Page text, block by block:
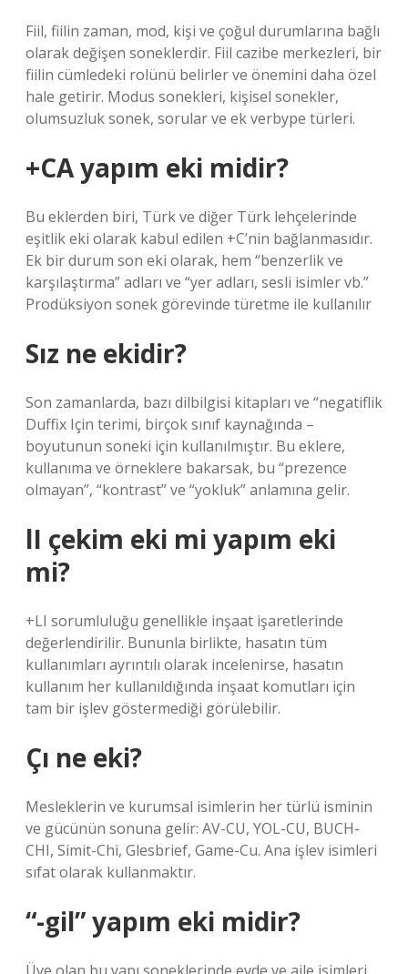
Fiil, fiilin zaman, mod, kişi ve çoğul durumlarına bağlı
olarak değişen soneklerdir. Fiil cazibe merkezleri, bir
fiilin cümledeki rolünü belirler ve önemini daha özel
hale getirir. Modus sonekleri, kişisel sonekler,
olumsuzluk sonek, sorular ve ek verbype türleri.
+CA yapım eki midir?
Bu eklerden biri, Türk ve diğer Türk lehçelerinde
eşitlik eki olarak kabul edilen +C’nin bağlanmasıdır.
Ek bir durum son eki olarak, hem “benzerlik ve
karşılaştırma” adları ve “yer adları, sesli isimler vb.”
Prodüksiyon sonek görevinde türetme ile kullanılır
Sız ne ekidir?
Son zamanlarda, bazı dilbilgisi kitapları ve “negatiflik
Duffix Için terimi, birçok sınıf kaynağında –
boyutunun soneki için kullanılmıştır. Bu eklere,
kullanıma ve örneklere bakarsak, bu “prezence
olmayan”, “kontrast” ve “yokluk” anlamına gelir.
lI çekim eki mi yapım eki
mi?
+LI sorumluluğu genellikle inşaat işaretlerinde
değerlendirilir. Bununla birlikte, hasatın tüm
kullanımları ayrıntılı olarak incelenirse, hasatın
kullanım her kullanıldığında inşaat komutları için
tam bir işlev göstermediği görülebilir.
Çı ne eki?
Mesleklerin ve kurumsal isimlerin her türlü isminin
ve gücünün sonuna gelir: AV-CU, YOL-CU, BUCH-
CHI, Simit-Chi, Glesbrief, Game-Cu. Ana işlev isimleri
sıfat olarak kullanmaktır.
“-gil” yapım eki midir?